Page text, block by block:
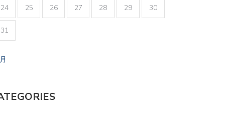
24 25 26 27 28 29 30
31